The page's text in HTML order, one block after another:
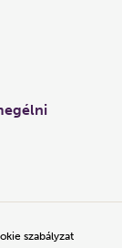
szabályzat